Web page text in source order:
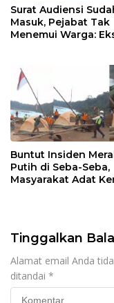
Surat Audiensi
Masuk, Pejabat Tak
Menemui Warga:
Transmigrasi Luwu
Buntut Insiden
Putih di Seba-Seba,
Masyarakat Adat
Tinggalkan
Alamat email Anda
ditandai *